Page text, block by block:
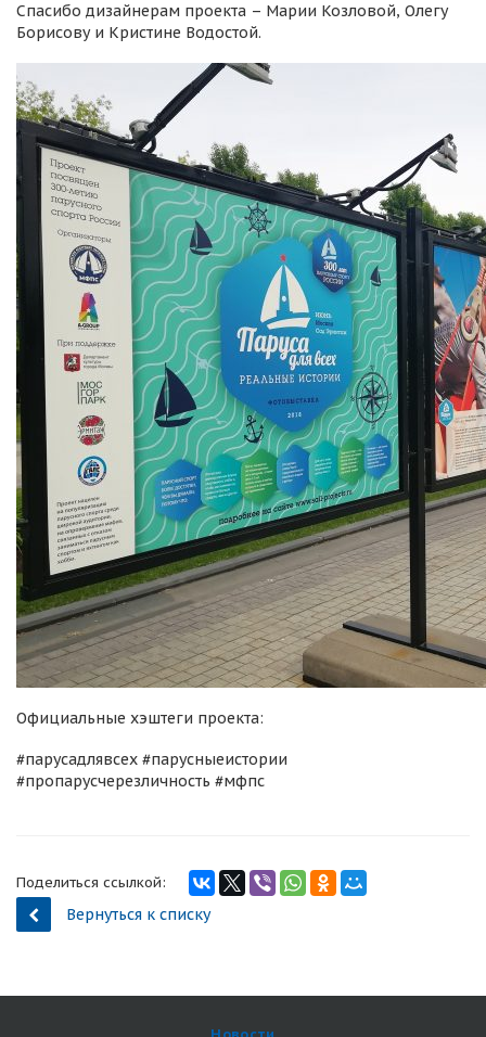
Спасибо дизайнерам проекта – Марии Козловой, Олегу
Борисову и Кристине Водостой.
Официальные хэштеги проекта:
#парусадлявсех #парусныеистории
#пропарусчерезличность #мфпс
Поделиться ссылкой:
Вернуться к списку